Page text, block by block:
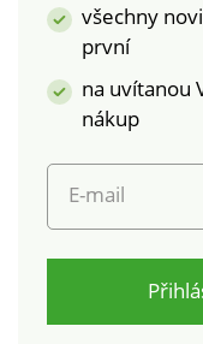
všechny
první
na uvítanou
nákup
E-mail